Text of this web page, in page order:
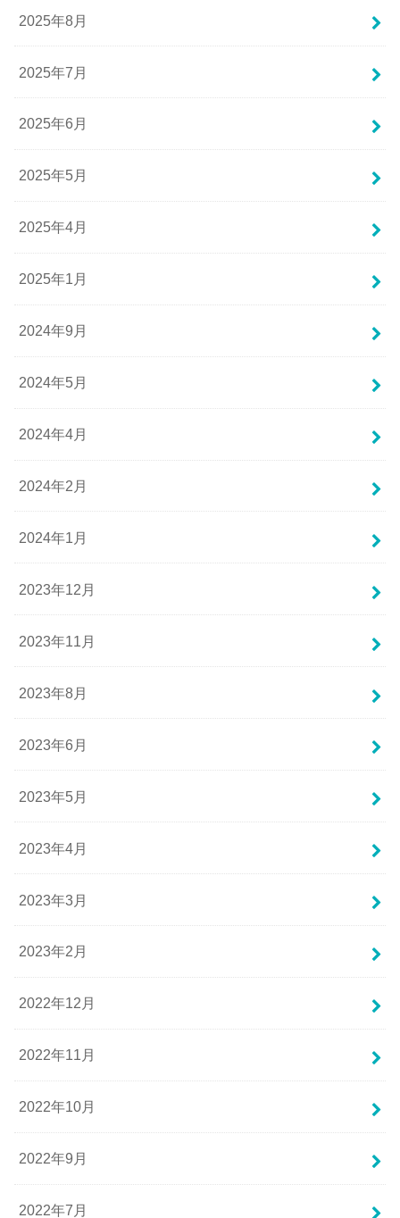
2025年8月
2025年7月
2025年6月
2025年5月
2025年4月
2025年1月
2024年9月
2024年5月
2024年4月
2024年2月
2024年1月
2023年12月
2023年11月
2023年8月
2023年6月
2023年5月
2023年4月
2023年3月
2023年2月
2022年12月
2022年11月
2022年10月
2022年9月
2022年7月